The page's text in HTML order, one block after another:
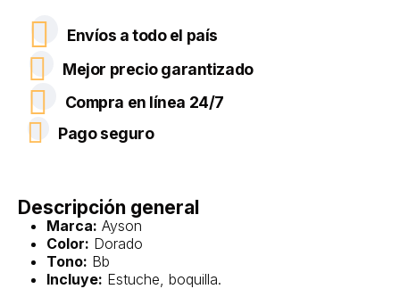
Envíos a todo el país
Mejor precio garantizado
Compra en línea 24/7
Pago seguro
Descripción general
Marca: Ayson
Color: Dorado
Tono: Bb
Incluye: Estuche, boquilla.